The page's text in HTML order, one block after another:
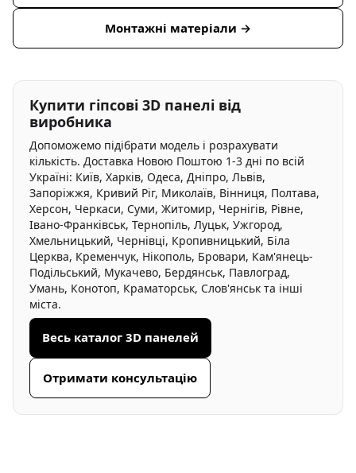
Монтажні матеріали →
Купити гіпсові 3D панелі від
виробника
Допоможемо підібрати модель і розрахувати
кількість. Доставка Новою Поштою 1-3 дні по всій
Україні: Київ, Харків, Одеса, Дніпро, Львів,
Запоріжжя, Кривий Ріг, Миколаїв, Вінниця, Полтава,
Херсон, Черкаси, Суми, Житомир, Чернігів, Рівне,
Івано-Франківськ, Тернопіль, Луцьк, Ужгород,
Хмельницький, Чернівці, Кропивницький, Біла
Церква, Кременчук, Нікополь, Бровари, Кам'янець-
Подільський, Мукачево, Бердянськ, Павлоград,
Умань, Конотоп, Краматорськ, Слов'янськ та інші
міста.
Весь каталог 3D панелей
Отримати консультацію